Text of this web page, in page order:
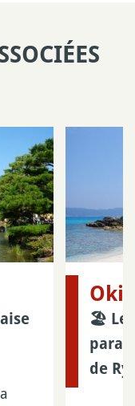
🏖
de